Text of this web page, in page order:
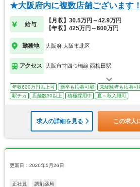
★大阪府内に複数店舗ございます！
給与
【月収】30.5万円～42.9万円
【年収】425万円～600万円
勤務地 大阪府 大阪市北区
アクセス 大阪市営四つ橋線 西梅田駅
年収600万円以上可 新卒も応募可能 未経験者も応募可
駅チカ
店舗数30以上 積極採用中 夏～秋入職可
求人の詳細を見る この求人
更新日：2026年5月26日
正社員 調剤薬局